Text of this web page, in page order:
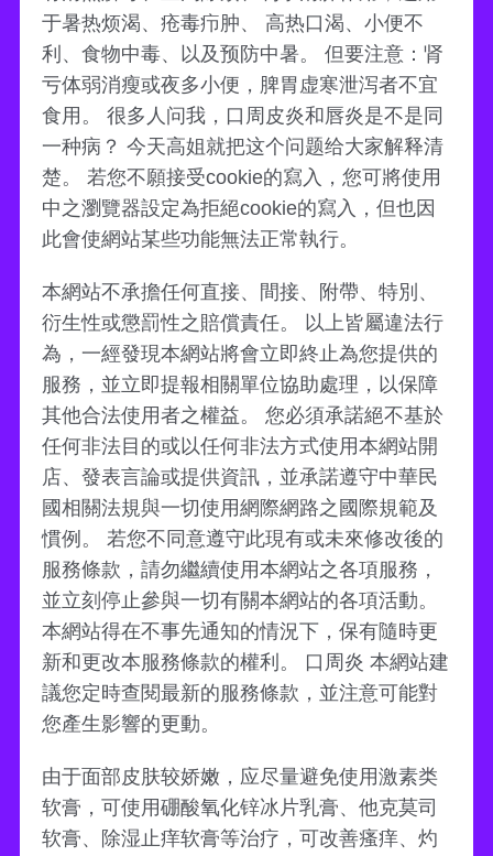
于暑热烦渴、疮毒疖肿、 高热口渴、小便不
利、食物中毒、以及预防中暑。 但要注意：肾
亏体弱消瘦或夜多小便，脾胃虚寒泄泻者不宜
食用。 很多人问我，口周皮炎和唇炎是不是同
一种病？ 今天高姐就把这个问题给大家解释清
楚。 若您不願接受cookie的寫入，您可將使用
中之瀏覽器設定為拒絕cookie的寫入，但也因
此會使網站某些功能無法正常執行。
本網站不承擔任何直接、間接、附帶、特別、
衍生性或懲罰性之賠償責任。 以上皆屬違法行
為，一經發現本網站將會立即終止為您提供的
服務，並立即提報相關單位協助處理，以保障
其他合法使用者之權益。 您必須承諾絕不基於
任何非法目的或以任何非法方式使用本網站開
店、發表言論或提供資訊，並承諾遵守中華民
國相關法規與一切使用網際網路之國際規範及
慣例。 若您不同意遵守此現有或未來修改後的
服務條款，請勿繼續使用本網站之各項服務，
並立刻停止參與一切有關本網站的各項活動。
本網站得在不事先通知的情況下，保有隨時更
新和更改本服務條款的權利。 口周炎 本網站建
議您定時查閱最新的服務條款，並注意可能對
您產生影響的更動。
由于面部皮肤较娇嫩，应尽量避免使用激素类
软膏，可使用硼酸氧化锌冰片乳膏、他克莫司
软膏、除湿止痒软膏等治疗，可改善瘙痒、灼